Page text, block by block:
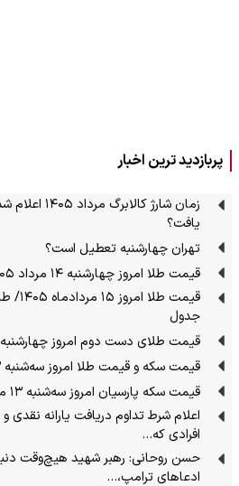
پربازدید ترین اخبار
زمان شارژ
یافت؟
تهران چهارشنبه تعطیل است؟
قیمت طلا امروز چهارشنبه ۱۴ مرداد ۱۴۰۵ / طلای ۱۸ عیار امروز چند؟
قیمت
جدول
قیمت طلای دست دوم امروز چهارشنبه ۱۴ مرداد ۱۴۰۵
قیمت سکه و قیمت طلا امروز سه‌شنبه ۱۳ مرداد ۱۴۰۵ + جدول
قیمت سکه پارسیان امروز سه‌شنبه ۱۳ مرداد ۱۴۰۵ + جدول
اعلام شرط تداوم دریافت یارانه
افرادی که…
حسن روحانی: رهبر شهید هیچ‌وقت
ادعاهای ترامپ،…